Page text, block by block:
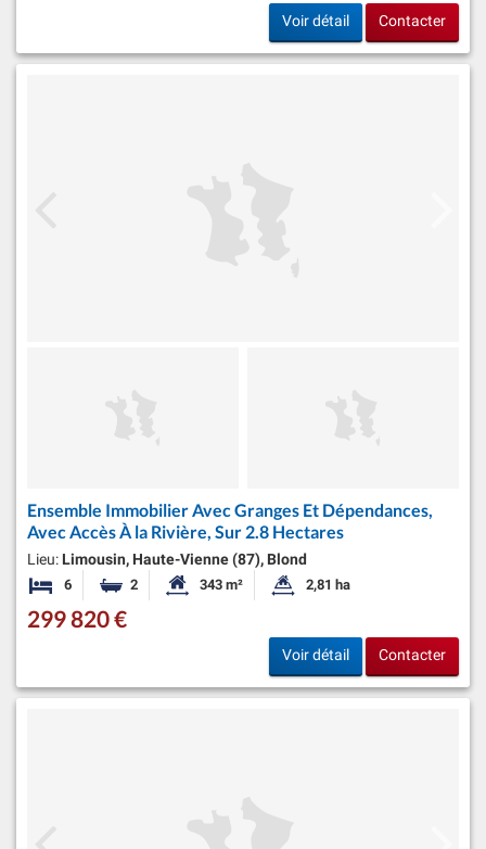
Voir détail Contacter
Ensemble Immobilier Avec Granges Et Dépendances,
Avec Accès À la Rivière, Sur 2.8 Hectares
Lieu: Limousin, Haute-Vienne (87), Blond
6 Chambres
2 Salles de bainsSurface habitable:
343 m² Superficie du terrain:
2,81 ha
299 820 €
Voir détail Contacter